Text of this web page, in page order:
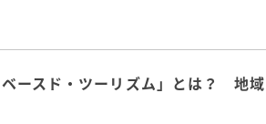
ースド・ツーリズム」とは？ 地